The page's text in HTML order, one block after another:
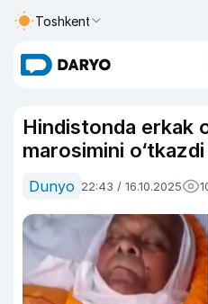
Toshkent
Hindistonda erkak
marosimini o‘tkazdi
Dunyo 22:43 / 16.10.2025